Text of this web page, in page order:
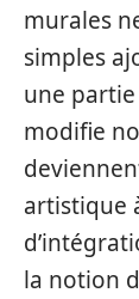
murales
simples
une
modifie
artistique
la notion